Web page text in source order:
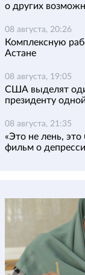
о других
08 августа, 20:26
Комплексную
Астане
08 августа, 19:05
США выделят
президенту
08 августа, 21:35
«Это не лень, это
фильм о